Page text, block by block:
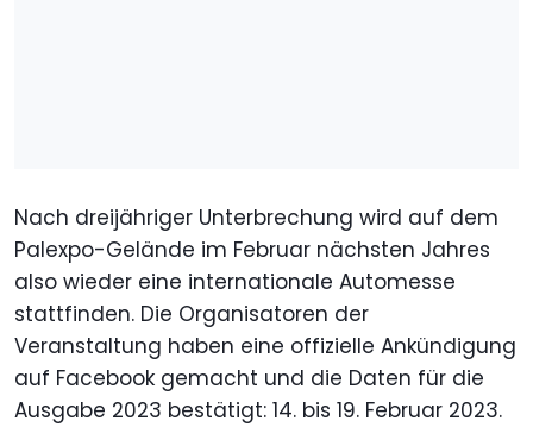
Nach dreijähriger Unterbrechung wird auf dem
Palexpo-Gelände im Februar nächsten Jahres
also wieder eine internationale Automesse
stattfinden. Die Organisatoren der
Veranstaltung haben eine offizielle Ankündigung
auf Facebook gemacht und die Daten für die
Ausgabe 2023 bestätigt: 14. bis 19. Februar 2023.